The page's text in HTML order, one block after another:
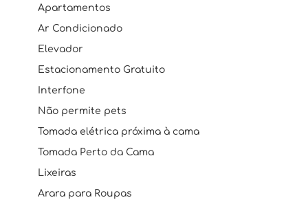
Apartamentos
Ar Condicionado
Elevador
Estacionamento Gratuito
Interfone
Não permite pets
Tomada elétrica próxima à cama
Tomada Perto da Cama
Lixeiras
Arara para Roupas